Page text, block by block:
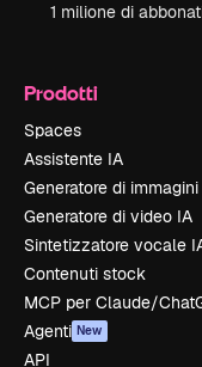
1 milione di
Prodotti
Spaces
Assistente IA
Generatore di immagini
Generatore di video IA
Sintetizzatore vocale
Contenuti stock
MCP per Claude/
Agenti New
API